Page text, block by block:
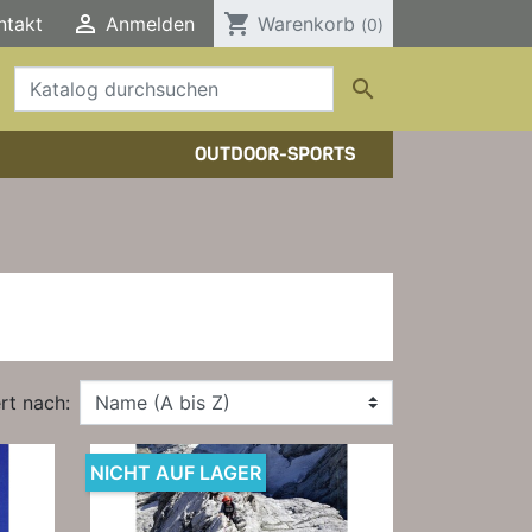
 Anmelden shopping_cart Warenkorb (0)

OUTDOOR-SPORTS
nach:
NICHT AUF LAGER